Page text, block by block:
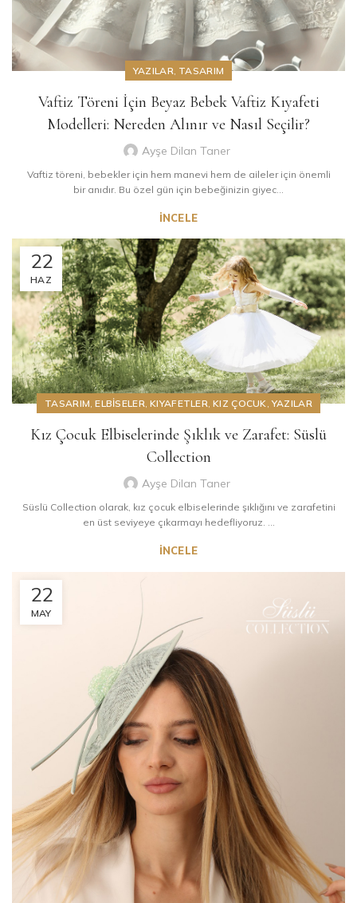
YAZILAR TASARIM
Vaftiz Töreni İçin Beyaz Bebek Vaftiz Kıyafeti
Modelleri: Nereden Alınır ve Nasıl Seçilir?
Ayşe Dilan Taner
Vaftiz töreni, bebekler için hem manevi hem de aileler için önemli
bir anıdır. Bu özel gün için bebeğinizin giyec...
İNCELE
22
HAZ
TASARIM,ELBISELER, KIYAFETLER, KIZ ÇOCUK,YAZILAR
Kız Çocuk Elbiselerinde Şıklık ve Zarafet: Süslü
Collection
Ayşe Dilan Taner
Süslü Collection olarak, kız çocuk elbiselerinde şıklığını ve zarafetini
en üst seviyeye çıkarmayı hedefliyoruz. ...
İNCELE
22
MAY